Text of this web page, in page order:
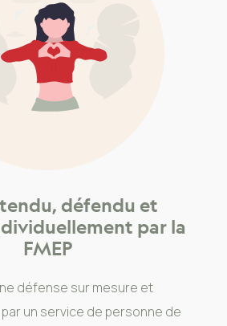
défendu et
par la
FMEP
défense sur mesure et
un service de personne de